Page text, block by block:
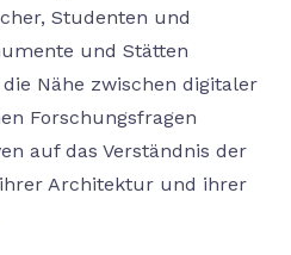
Studenten und
und Stätten
Nähe zwischen digitaler
Forschungsfragen
auf das Verständnis der
Architektur und ihrer